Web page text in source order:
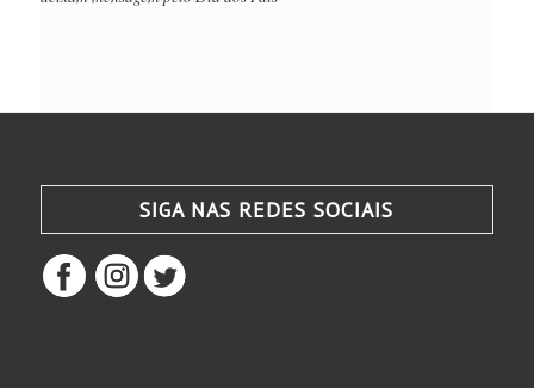
SIGA NAS REDES SOCIAIS